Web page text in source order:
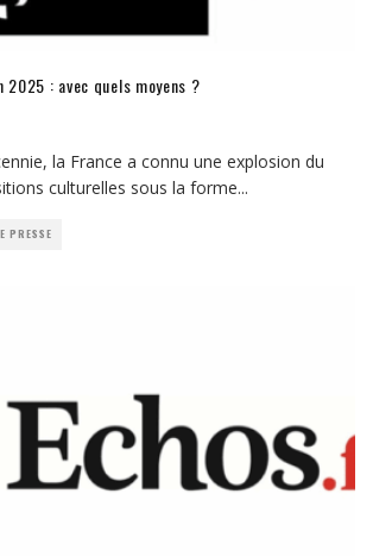
: avec quels moyens ?
la France a connu une explosion du
culturelles sous la forme...
PRESSE